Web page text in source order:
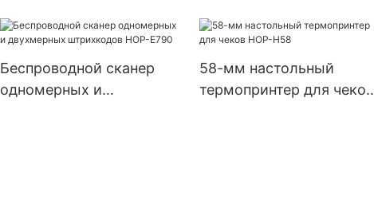
шириной 3 дюйма с USB
Беспроводной сканер
одномерных и
58-мм настольный
термопринтер для чеков